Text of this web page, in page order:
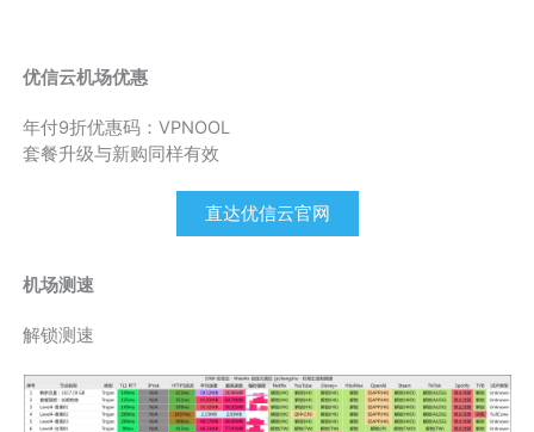
优信云机场优惠
年付9折优惠码：VPNOOL
套餐升级与新购同样有效
直达优信云官网
机场测速
解锁测速